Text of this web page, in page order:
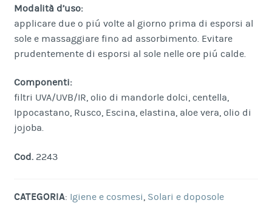
Modalità d’uso:
applicare due o piú volte al giorno prima di esporsi al
sole e massaggiare fino ad assorbimento. Evitare
prudentemente di esporsi al sole nelle ore piú calde.
Componenti:
filtri UVA/UVB/IR, olio di mandorle dolci, centella,
Ippocastano, Rusco, Escina, elastina, aloe vera, olio di
jojoba.
Cod.2243
CATEGORIA: Igiene e cosmesi Solari e doposole